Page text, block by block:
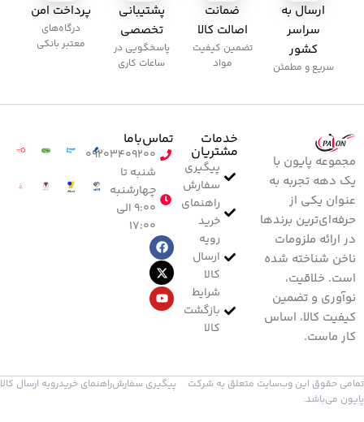
ارسال به
سراسر
کشور
سریع و مطمئن
ضمانت
اصالت کالا
تضمین کیفیت
مواد
پشتیبانی
تخصصی
پاسخگویی در
ساعات کاری
پرداخت امن
درگاه‌های
معتبر بانکی
مجموعه پایون با
یک دهه تجربه به
عنوان یکی از
حرفه‌ای‌ترین برندها
در ارائه ملزومات
ناخن شناخته شده
است. خلاقیت،
نوآوری و تضمین
کیفیت کالا، اساس
کار ماست.
خدمات
مشتریان
پیگیری
سفارش
راهنمای
خرید
رویه
ارسال
کالا
شرایط
بازگشت
کالا
تماس‌با‌ما
۰۹۲۰۳۴۰۹۲۰۰
شنبه تا
چهارشنبه
۹:۰۰ الی
۱۷:۰۰
تمامی حقوق این وب‌سایت متعلق به شرکت
پایون می‌باشد.
پیگیری سفارشراهنمای خریدرویه ارسال کالا